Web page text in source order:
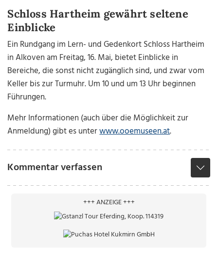
Schloss Hartheim gewährt seltene
Einblicke
Ein Rundgang im Lern- und Gedenkort Schloss Hartheim
in Alkoven am Freitag, 16. Mai, bietet Einblicke in
Bereiche, die sonst nicht zugänglich sind, und zwar vom
Keller bis zur Turmuhr. Um 10 und um 13 Uhr beginnen
Führungen.
Mehr Informationen (auch über die Möglichkeit zur
Anmeldung) gibt es unterwww.ooemuseen.at.
Kommentar verfassen
+++ ANZEIGE +++